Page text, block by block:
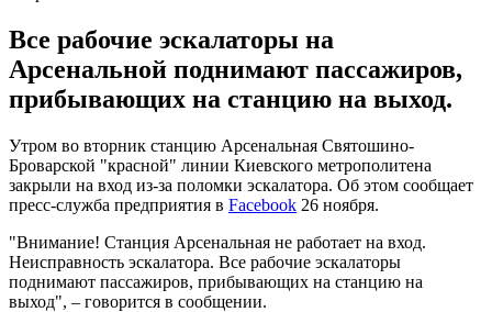
Все рабочие эскалаторы на
Арсенальной поднимают пассажиров,
прибывающих на станцию на выход.
Утром во вторник станцию Арсенальная Святошино-
Броварской "красной" линии Киевского метрополитена
закрыли на вход из-за поломки эскалатора. Об этом сообщает
пресс-служба предприятия в Facebook 26 ноября.
"Внимание! Станция Арсенальная не работает на вход.
Неисправность эскалатора. Все рабочие эскалаторы
поднимают пассажиров, прибывающих на станцию на
выход", – говорится в сообщении.